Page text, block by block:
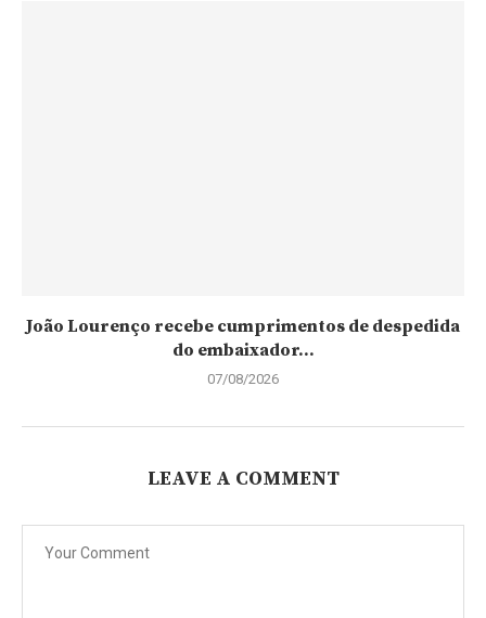
João Lourenço recebe cumprimentos de despedida
do embaixador...
07/08/2026
LEAVE A COMMENT